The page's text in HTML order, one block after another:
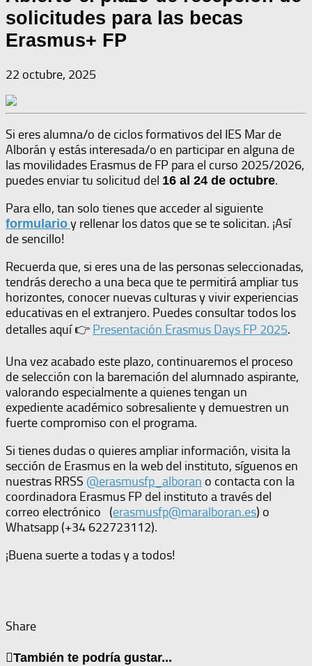
solicitudes para las becas
Erasmus+ FP
22 octubre, 2025
Si eres alumna/o de ciclos formativos del IES Mar de
Alborán y estás interesada/o en participar en alguna de
las movilidades Erasmus de FP para el curso 2025/2026,
puedes enviar tu solicitud del 16 al 24 de octubre.
Para ello, tan solo tienes que acceder al siguiente
formulario y rellenar los datos que se te solicitan. ¡Así
de sencillo!
Recuerda que, si eres una de las personas seleccionadas,
tendrás derecho a una beca que te permitirá ampliar tus
horizontes, conocer nuevas culturas y vivir experiencias
educativas en el extranjero. Puedes consultar todos los
detalles aquí 👉 Presentación Erasmus Days FP 2025.
Una vez acabado este plazo, continuaremos el proceso
de selección con la baremación del alumnado aspirante,
valorando especialmente a quienes tengan un
expediente académico sobresaliente y demuestren un
fuerte compromiso con el programa.
Si tienes dudas o quieres ampliar información, visita la
sección de Erasmus en la web del instituto, síguenos en
nuestras RRSS @erasmusfp_alboran o contacta con la
coordinadora Erasmus FP del instituto a través del
correo electrónico (erasmusfp@maralboran.es) o
Whatsapp (+34 622723112).
¡Buena suerte a todas y a todos!
Share
También te podría gustar...